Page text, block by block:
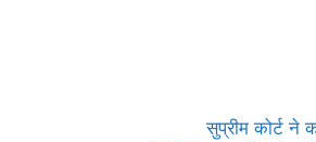
सुप्रीम कोर्ट ने